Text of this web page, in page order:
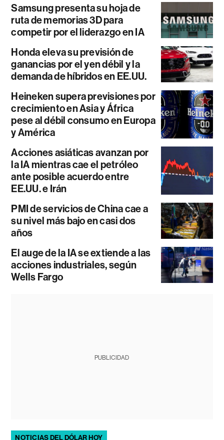
Samsung presenta su hoja de
ruta de memorias 3D para
competir por el liderazgo en IA
Honda eleva su previsión de
ganancias por el yen débil y la
demanda de híbridos en EE.UU.
Heineken supera previsiones por
crecimiento en Asia y África
pese al débil consumo en Europa
y América
Acciones asiáticas avanzan por
la IA mientras cae el petróleo
ante posible acuerdo entre
EE.UU. e Irán
PMI de servicios de China cae a
su nivel más bajo en casi dos
años
El auge de la IA se extiende a las
acciones industriales, según
Wells Fargo
PUBLICIDAD
NOTICIAS DEL DÓLAR HOY